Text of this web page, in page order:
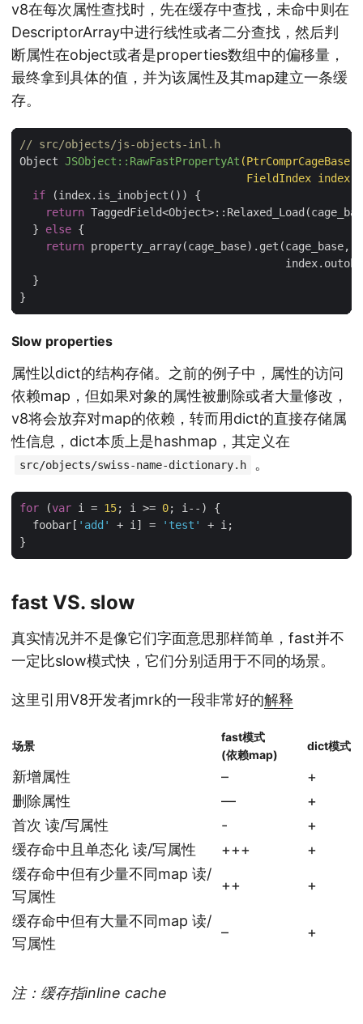
v8在每次属性查找时，先在缓存中查找，未命中则在
DescriptorArray中进行线性或者二分查找，然后判
断属性在object或者是properties数组中的偏移量，
最终拿到具体的值，并为该属性及其map建立一条缓
存。
// src/objects/js-objects-inl.h
Object JSObject :: RawFastPropertyAt (PtrComprCageBase
FieldIndex index
if
(index. is_inobject ())
{
return TaggedField<Object>:: Relaxed_Load (
}
else {
return property_array(cage_base). get (cage_base,
index.
}
}
Slow properties
属性以dict的结构存储。之前的例子中，属性的访问
依赖map，但如果对象的属性被删除或者大量修改，
v8将会放弃对map的依赖，转而用dict的直接存储属
性信息，dict本质上是hashmap，其定义在
src/objects/swiss-name-dictionary.h 。
for (var i = 15; i >= 0; i-- )
{
foobar [ 'add' + i] = 'test' + i;
}
fast VS. slow
真实情况并不是像它们字面意思那样简单，fast并不
一定比slow模式快，它们分别适用于不同的场景。
这里引用V8开发者jmrk的一段非常好的解释
场景
fast模式
(依赖map)
dict模式
新增属性 –
+
删除属性
—
+
首次 读/写属性
-
+
缓存命中且单态化 读/写属性
+++
+
缓存命中但有少量不同map 读/
写属性
++ +
缓存命中但有大量不同map 读/
写属性
– +
注：缓存指inline cache